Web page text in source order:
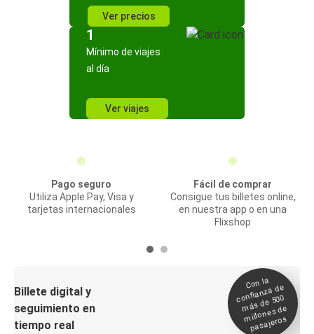
Ver precios
1
Mínimo de viajes
al día
Ver viajes
Pago seguro
Utiliza Apple Pay, Visa y
tarjetas internacionales
Fácil de comprar
Consigue tus billetes online,
en nuestra app o en una
Flixshop
Billete digital y
seguimiento en
tiempo real
Con la
confianza de
más de 500
millones de
pasajeros